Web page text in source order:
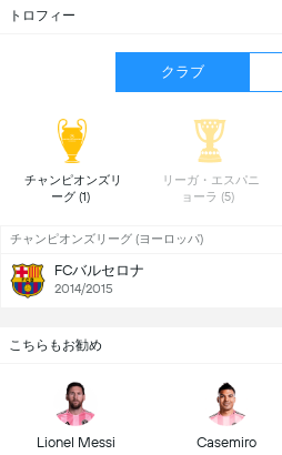
トロフィー
クラブ
チャンピオンズリ
ーグ (1)
リーガ・エスパニ
チャンピオンズリーグ (ヨーロッパ)
FCバルセロナ
2014/2015
こちらもお勧め
Lionel Messi Casemiro